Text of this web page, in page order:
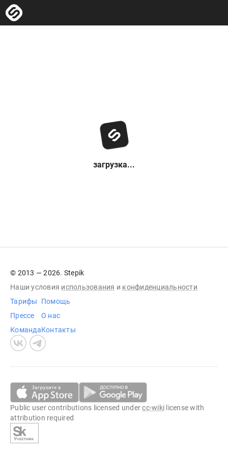
загрузка...
© 2013 — 2026. Stepik
Наши условия использования и конфиденциальности
Тарифы
Прессе
Команда
Помощь
О нас
Контакты
Public user contributions licensed undercc-wiki license with
attribution required